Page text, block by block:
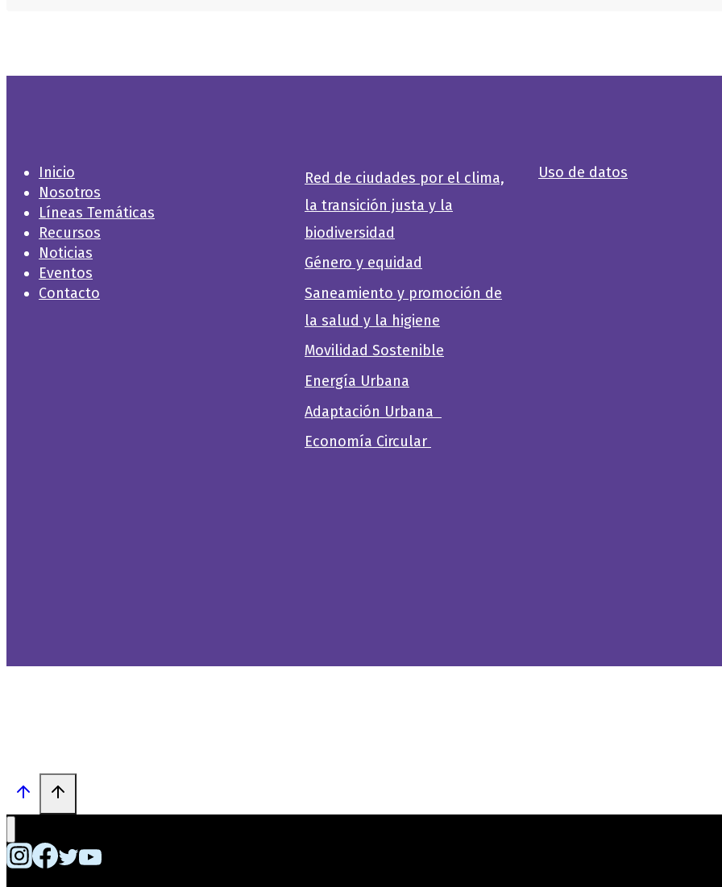
Inicio
Nosotros
Líneas Temáticas
Recursos
Noticias
Eventos
Contacto
Red de ciudades por el clima,
la transición justa y la
biodiversidad
Género y equidad
Saneamiento y promoción de
la salud y la higiene
Movilidad Sostenible
Energía Urbana
Adaptación Urbana
Economía Circular
Uso de datos